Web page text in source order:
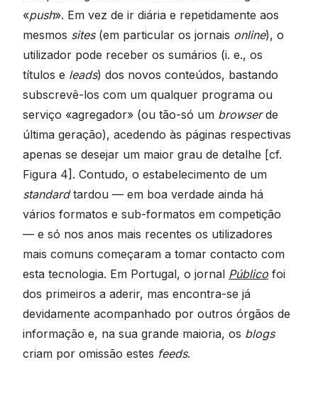
«push». Em vez de ir diária e repetidamente aos
mesmos sites(em particular os jornais online), o
utilizador pode receber os sumários (i. e., os
títulos e leads) dos novos conteúdos, bastando
subscrevê-los com um qualquer programa ou
serviço «agregador» (ou tão-só um browserde
última geração), acedendo às páginas respectivas
apenas se desejar um maior grau de detalhe [cf.
Figura 4]. Contudo, o estabelecimento de um
standardtardou — em boa verdade ainda há
vários formatos e sub-formatos em competição
— e só nos anos mais recentes os utilizadores
mais comuns começaram a tomar contacto com
esta tecnologia. Em Portugal, o jornal Público foi
dos primeiros a aderir, mas encontra-se já
devidamente acompanhado por outros órgãos de
informação e, na sua grande maioria, os blogs
criam por omissão estes feeds.